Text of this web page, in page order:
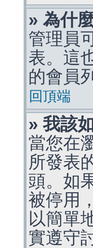
» 為什
管理員
表。這
的會員
回頂端
» 我該
當您在
所發表
頭。如
被停用
以簡單
實遵守